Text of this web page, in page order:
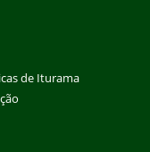
de Iturama